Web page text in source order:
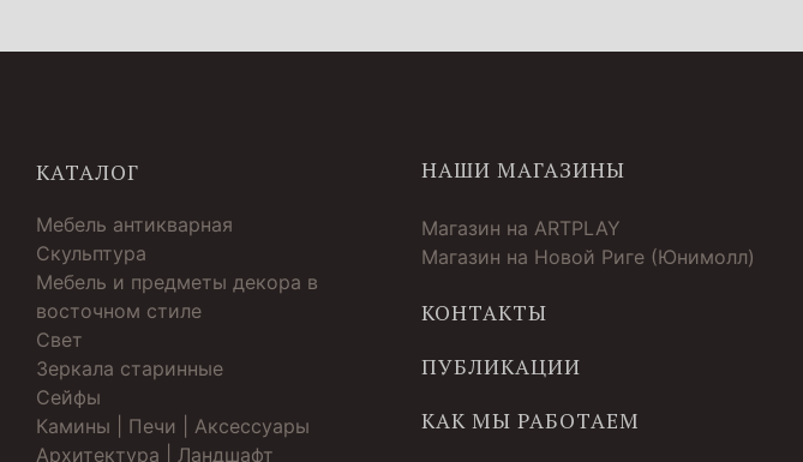
КАТАЛОГ
Мебель антикварная
Скульптура
Мебель и предметы декора в
восточном стиле
Свет
Зеркала старинные
Cейфы
Камины | Печи | Аксессуары
Архитектура | Ландшафт
НАШИ МАГАЗИНЫ
Магазин на ARTPLAY
Магазин на Новой Риге (Юнимолл)
КОНТАКТЫ
ПУБЛИКАЦИИ
КАК МЫ РАБОТАЕМ